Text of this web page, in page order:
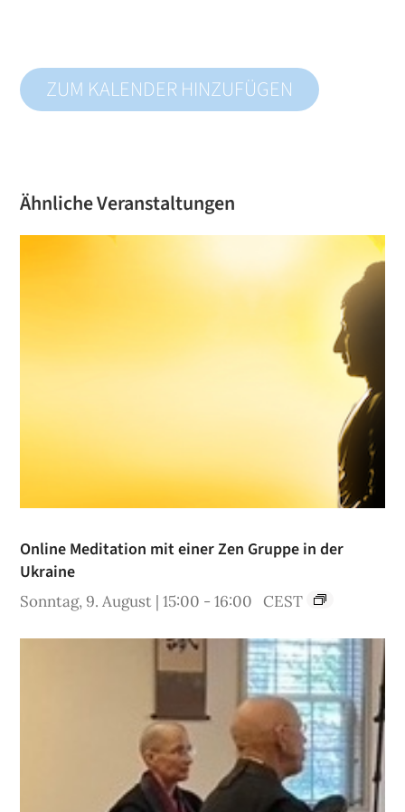
ZUM KALENDER HINZUFÜGEN
Ähnliche Veranstaltungen
Online Meditation mit einer Zen Gruppe in der
Ukraine
Sonntag, 9. August | 15:00 -16:00 CEST